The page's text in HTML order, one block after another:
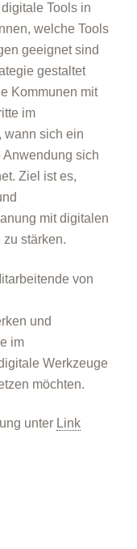
Tools in
welche Tools
geeignet sind
gestaltet
Kommunen mit
im
wann sich ein
sich
Ziel ist es,
mit digitalen
stärken.
von
und
im
Werkzeuge
möchten.
unter Link